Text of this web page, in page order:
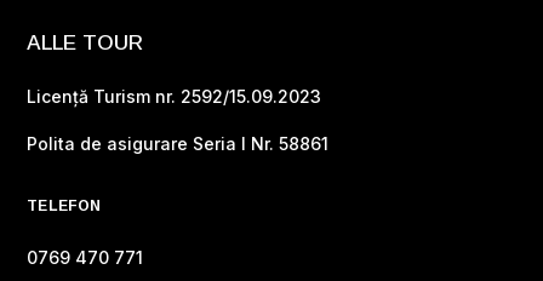
ALLE TOUR
Licență Turism nr. 2592/15.09.2023
Polita de asigurare Seria I Nr. 58861
TELEFON
0769 470 771